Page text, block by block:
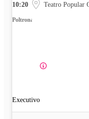
10:20 Teatro Popular
Poltrona
Executivo